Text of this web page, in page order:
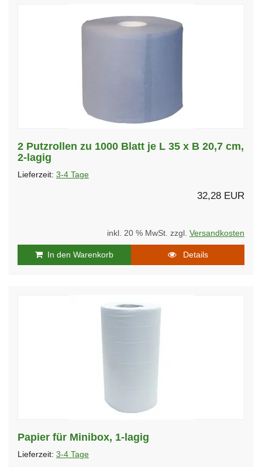
2 Putzrollen zu 1000 Blatt je L 35 x B 20,7 cm,
2-lagig
Lieferzeit: 3-4 Tage
32,28 EUR
inkl. 20 % MwSt. zzgl. Versandkosten
In den Warenkorb Details
Papier für Minibox, 1-lagig
Lieferzeit: 3-4 Tage